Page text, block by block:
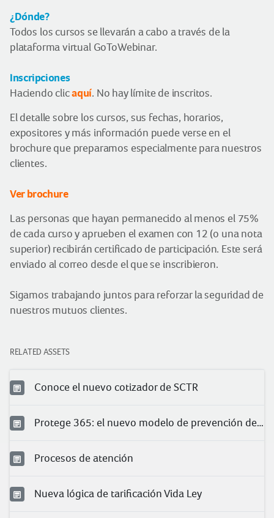
¿Dónde?
Todos los cursos se llevarán a cabo a través de la
plataforma virtual GoToWebinar.
Inscripciones
Haciendo clicaquí. No hay límite de inscritos.
El detalle sobre los cursos, sus fechas, horarios,
expositores y más información puede verse en el
brochure que preparamos especialmente para nuestros
clientes.
Ver brochure
Las personas que hayan permanecido al menos el 75%
de cada curso y aprueben el examen con 12 (o una nota
superior) recibirán certificado de participación. Este será
enviado al correo desde el que se inscribieron.
Sigamos trabajando juntos para reforzar la seguridad de
nuestros mutuos clientes.
RELATED ASSETS
Conoce el nuevo cotizador de SCTR
Protege 365: el nuevo modelo de prevención de Pacífico
Procesos de atención
Nueva lógica de tarificación Vida Ley